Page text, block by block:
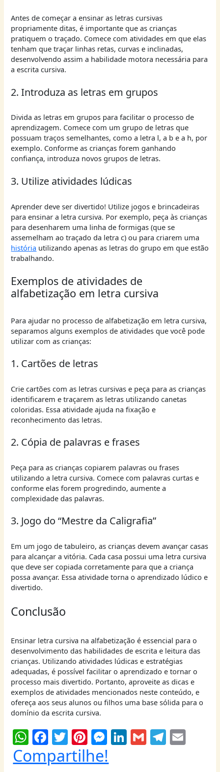
Antes de começar a ensinar as letras cursivas
propriamente ditas, é importante que as crianças
pratiquem o traçado. Comece com atividades em que elas
tenham que traçar linhas retas, curvas e inclinadas,
desenvolvendo assim a habilidade motora necessária para
a escrita cursiva.
2. Introduza as letras em grupos
Divida as letras em grupos para facilitar o processo de
aprendizagem. Comece com um grupo de letras que
possuam traços semelhantes, como a letra l, a b e a h, por
exemplo. Conforme as crianças forem ganhando
confiança, introduza novos grupos de letras.
3. Utilize atividades lúdicas
Aprender deve ser divertido! Utilize jogos e brincadeiras
para ensinar a letra cursiva. Por exemplo, peça às crianças
para desenharem uma linha de formigas (que se
assemelham ao traçado da letra c) ou para criarem uma
história utilizando apenas as letras do grupo em que estão
trabalhando.
Exemplos de atividades de
alfabetização em letra cursiva
Para ajudar no processo de alfabetização em letra cursiva,
separamos alguns exemplos de atividades que você pode
utilizar com as crianças:
1. Cartões de letras
Crie cartões com as letras cursivas e peça para as crianças
identificarem e traçarem as letras utilizando canetas
coloridas. Essa atividade ajuda na fixação e
reconhecimento das letras.
2. Cópia de palavras e frases
Peça para as crianças copiarem palavras ou frases
utilizando a letra cursiva. Comece com palavras curtas e
conforme elas forem progredindo, aumente a
complexidade das palavras.
3. Jogo do “Mestre da Caligrafia”
Em um jogo de tabuleiro, as crianças devem avançar casas
para alcançar a vitória. Cada casa possui uma letra cursiva
que deve ser copiada corretamente para que a criança
possa avançar. Essa atividade torna o aprendizado lúdico e
divertido.
Conclusão
Ensinar letra cursiva na alfabetização é essencial para o
desenvolvimento das habilidades de escrita e leitura das
crianças. Utilizando atividades lúdicas e estratégias
adequadas, é possível facilitar o aprendizado e tornar o
processo mais divertido. Portanto, aproveite as dicas e
exemplos de atividades mencionados neste conteúdo, e
ofereça aos seus alunos ou filhos uma base sólida para o
domínio da escrita cursiva.
W
h
F
a
T
w
Pi
nt
M Li G T
Compartilhe!